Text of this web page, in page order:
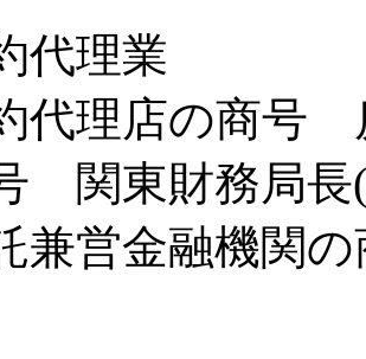
代理業
代理店の商号
関東財務局長
兼営金融機関